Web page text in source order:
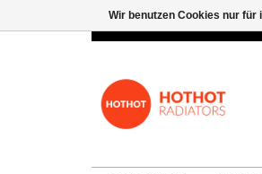
Wir benutzen Cookies nur für